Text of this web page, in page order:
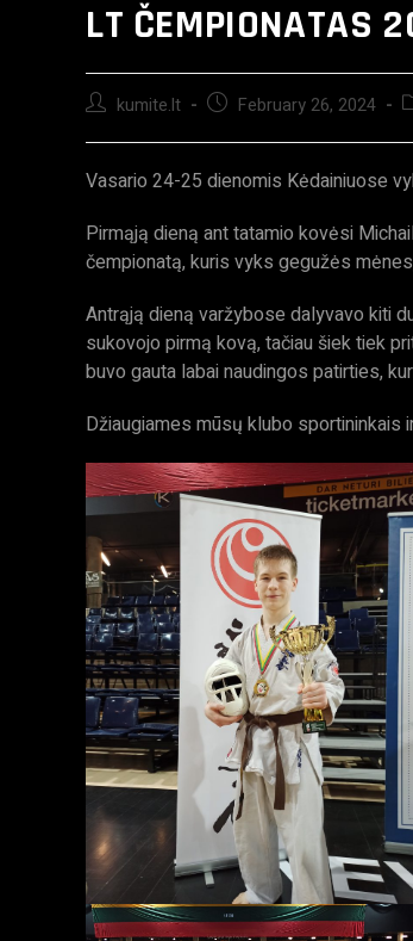
LT ČEMPIONATAS
kumite.lt February 26, 2024
Vasario 24-25 dienomis Kėdainiuose
Pirmąją dieną ant tatamio kovėsi
čempionatą, kuris vyks gegužės
Antrąją dieną varžybose dalyvavo kiti
sukovojo pirmą kovą, tačiau šiek tiek
buvo gauta labai naudingos patirties,
Džiaugiames mūsų klubo